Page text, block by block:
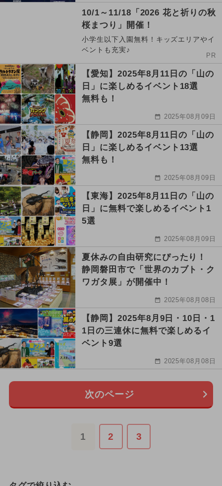
10/1～11/18「2026 花と祈りの秋
桜まつり」開催！
小学生以下入園無料！キッズエリアやイ
ベントも充実♪
PR
【愛知】2025年8月11日の「山の
日」に楽しめるイベント18選
無料も！
2025年08月09日
【静岡】2025年8月11日の「山の
日」に楽しめるイベント13選
無料も！
2025年08月09日
【東海】2025年8月11日の「山の
日」に無料で楽しめるイベント1
5選
2025年08月09日
夏休みの自由研究にぴったり！
静岡磐田市で「世界のカブト・ク
ワガタ展」が開催中！
2025年08月08日
【静岡】2025年8月9日・10日・1
1日の三連休に無料で楽しめるイ
ベント9選
2025年08月08日
次のページ
1 2 3